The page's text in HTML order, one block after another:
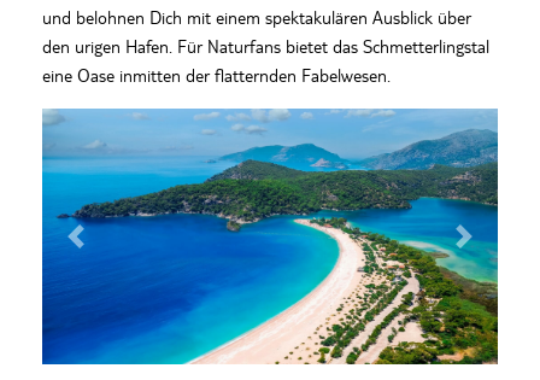
und belohnen Dich mit einem spektakulären Ausblick über
den urigen Hafen Für Naturfans bietet das Schmetterlingstal
eine Oase inmitten der flatternden Fabelwesen.
Previous Next